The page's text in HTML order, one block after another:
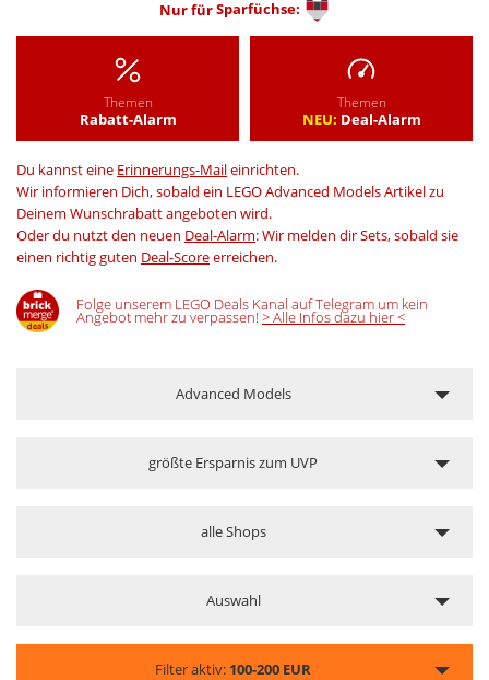
Nur fürSparfüchse:
Themen
Rabatt-Alarm
Themen
NEU: Deal-Alarm
Du kannst eine Erinnerungs-Maileinrichten.
Wir informieren Dich, sobald ein LEGO Advanced Models Artikel zu
Deinem Wunschrabatt angeboten wird.
Oder du nutzt den neuen Deal-Alarm: Wir melden dir Sets, sobald sie
einen richtig guten Deal-Scoreerreichen.
Folge unserem LEGO Deals Kanal auf Telegram um kein
Angebot mehr zu verpassen! > Alle Infos dazu hier <
Advanced Models
größte Ersparnis zum UVP
alle Shops
Auswahl
Filter aktiv: 100-200 EUR